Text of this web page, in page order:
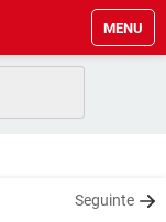
MENU
Seguinte